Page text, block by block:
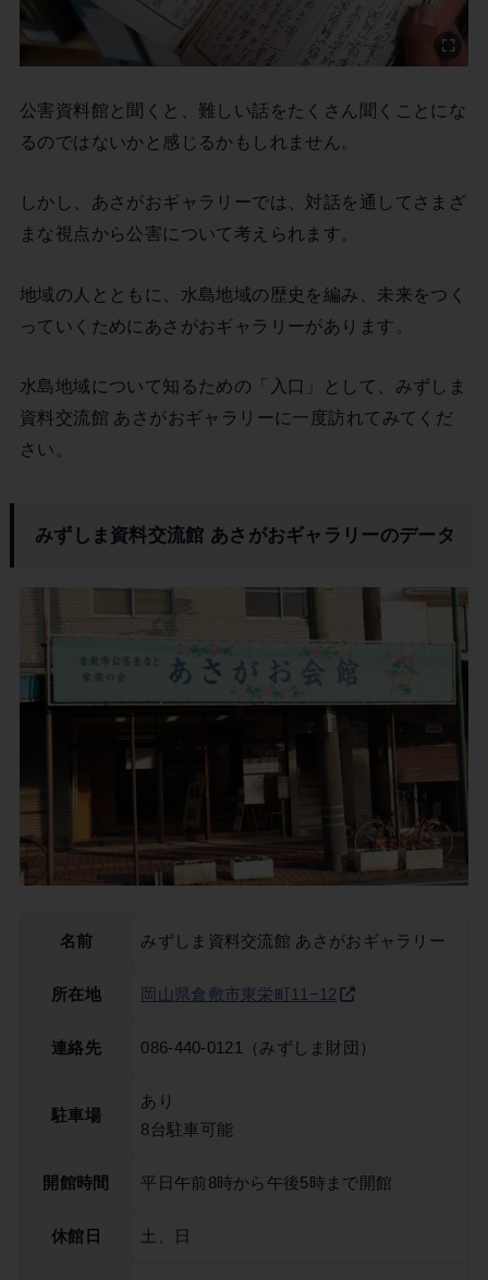
公害資料館と聞くと、難しい話をたくさん聞くことにな
るのではないかと感じるかもしれません。
しかし、あさがおギャラリーでは、対話を通してさまざ
まな視点から公害について考えられます。
地域の人とともに、水島地域の歴史を編み、未来をつく
っていくためにあさがおギャラリーがあります。
水島地域について知るための「入口」として、みずしま
資料交流館 あさがおギャラリーに一度訪れてみてくだ
さい。
みずしま資料交流館 あさがおギャラリーのデータ
名前 みずしま資料交流館 あさがおギャラリー
所在地 岡山県倉敷市東栄町11−12
連絡先 086-440-0121（みずしま財団）
駐車場
あり
8台駐車可能
開館時間 平日午前8時から午後5時まで開館
休館日 土、日